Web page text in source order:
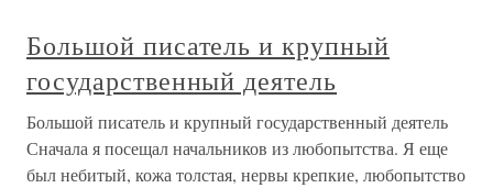
Большой писатель и крупный
государственный деятель
Большой писатель и крупный государственный деятель
Сначала я посещал начальников из любопытства. Я еще
был небитый, кожа толстая, нервы крепкие, любопытство